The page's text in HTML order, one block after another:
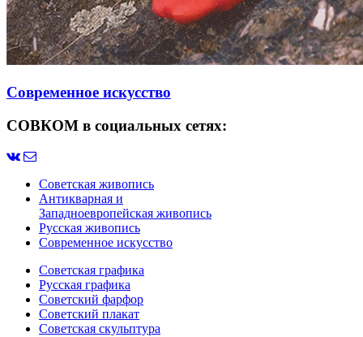
Современное искусство
СОВКОМ в социальных сетях:
Советская живопись
Антикварная и
Западноевропейская живопись
Русская живопись
Современное искусство
Советская графика
Русская графика
Советский фарфор
Советский плакат
Советская скульптура